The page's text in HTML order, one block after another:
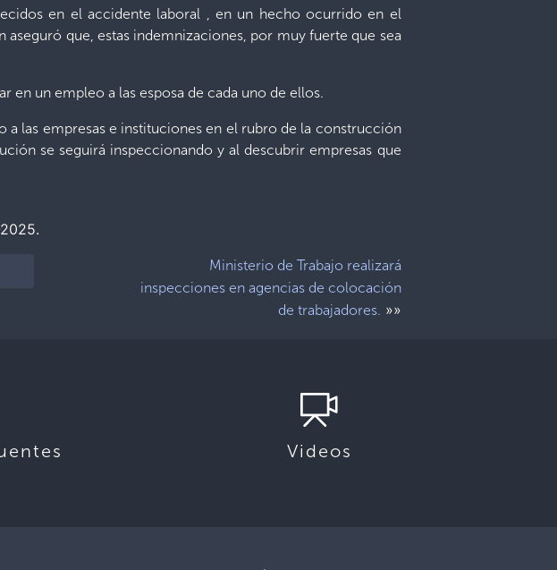
en el accidente laboral , en un hecho ocurrido en el
que, estas indemnizaciones, por muy fuerte que sea
un empleo a las esposa de cada uno de ellos.
a las empresas e instituciones en el rubro de la construcción
se seguirá inspeccionando y al descubrir empresas que
Ministerio de Trabajo realizará
inspecciones en agencias de colocación
de trabajadores. »»
Videos